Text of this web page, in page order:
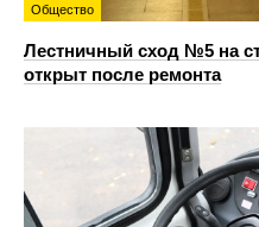
Общество
Лестничный сход №5 на
открыт после ремонта